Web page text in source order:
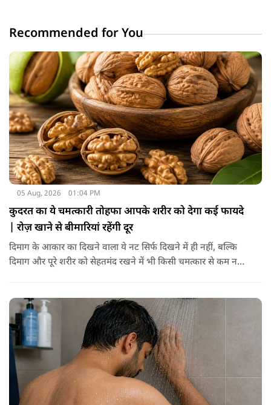
Recommended for You
05 Aug, 2026 01:04 PM
कुदरत का ये चमत्कारी तोहफा आपके शरीर को देगा कई फायदे
| रोज़ खाने से बीमारियां रहेंगी दूर
दिमाग के आकार का दिखने वाला ये नट सिर्फ दिखने में ही नहीं, बल्कि
दिमाग और पूरे शरीर को सेहतमंद रखने में भी किसी चमत्कार से कम नहीं
मिनरल्स जो सेहत के लिए वरदान साबित होते हैं। आइए विस्तार से जानते
हैं कि अखरोट खाना सेहत के लिए क्यों है ज़रूरी।